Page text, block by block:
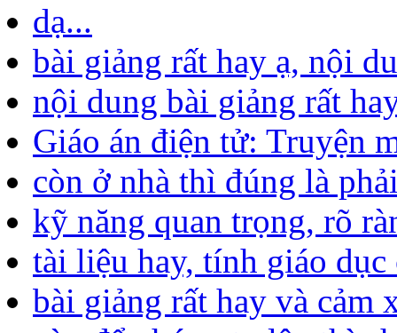
dạ...
bài giảng rất hay ạ, nội
nội dung bài giảng rất
Giáo án điện tử: Truyện
còn ở nhà thì đúng là
kỹ năng quan trọng, rõ
tài liệu hay, tính giáo
bài giảng rất hay và cảm